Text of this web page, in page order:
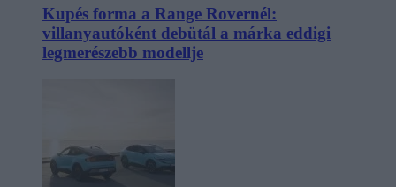
Kupés forma a Range Rovernél:
villanyautóként debütál a márka eddigi
legmerészebb modellje